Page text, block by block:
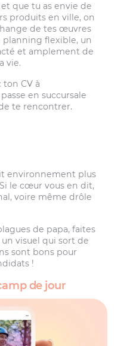
que tu as envie de
produits en ville, on
de tes œuvres
planning flexible, un
et amplement de
vie.
ton CV à
en succursale
te rencontrer.
environnement plus
le cœur vous en dit,
voire même drôle
de papa, faites
visuel qui sort de
sont bons pour
!
de jour